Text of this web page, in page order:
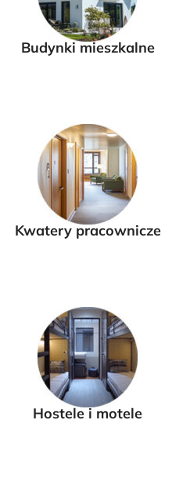
Budynki mieszkalne
Kwatery pracownicze
Hostele i motele